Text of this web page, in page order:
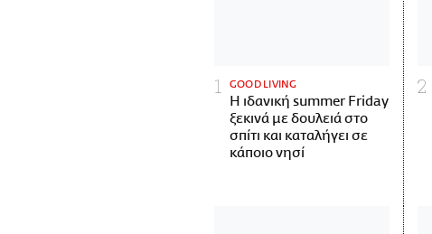
GOOD LIVING
Η ιδανική summer Friday
ξεκινά με δουλειά στο
σπίτι και καταλήγει σε
κάποιο νησί